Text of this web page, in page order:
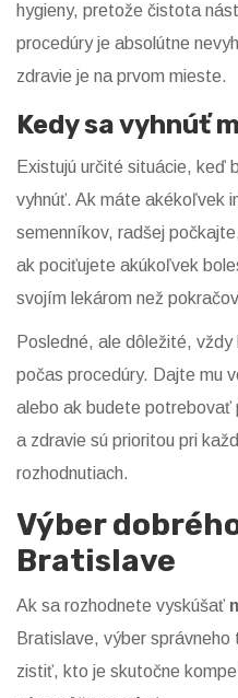
hygieny, pretože čistota
procedúry je absolútne
zdravie je na prvom mieste.
Kedy sa vyhnúť
Existujú určité situácie, keď
vyhnúť. Ak máte akékoľvek
semenníkov, radšej
ak pociťujete akúkoľvek
svojím lekárom než
Posledné, ale dôležité,
počas procedúry. Dajte mu
alebo ak budete potrebovať
a zdravie sú prioritou pri
rozhodnutiach.
Výber
Bratislave
Ak sa rozhodnete vyskúšať
Bratislave, výber
zistiť, kto je skutočne